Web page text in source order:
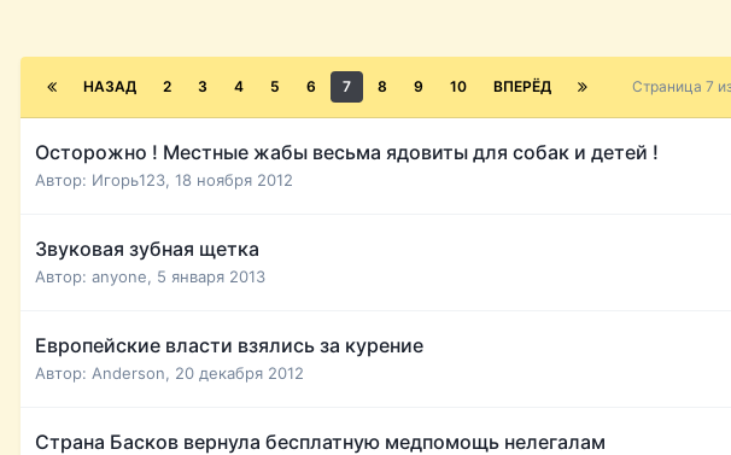
НАЗАД 2 3 4 5 6 7 8 9 10 ВПЕРЁД Страница 7
Осторожно ! Местные жабы весьма ядовиты для собак и детей !
Автор: Игорь123, 18 ноября 2012
Звуковая зубная щетка
Автор: anyone, 5 января 2013
Европейские власти взялись за курение
Автор: Anderson, 20 декабря 2012
Страна Басков вернула бесплатную медпомощь нелегалам